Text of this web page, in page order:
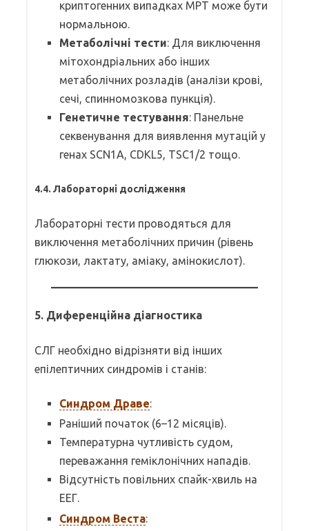
криптогенних випадках МРТ може бути
нормальною.
Метаболічні тести: Для виключення
мітохондріальних або інших
метаболічних розладів (аналізи крові,
сечі, спинномозкова пункція).
Генетичне тестування: Панельне
секвенування для виявлення мутацій у
генах SCN1A, CDKL5, TSC1/2 тощо.
4.4. Лабораторні дослідження
Лабораторні тести проводяться для
виключення метаболічних причин (рівень
глюкози, лактату, аміаку, амінокислот).
5. Диференційна діагностика
СЛГ необхідно відрізняти від інших
епілептичних синдромів і станів:
Синдром Драве:
Раніший початок (6–12 місяців).
Температурна чутливість судом,
переважання геміклонічних нападів.
Відсутність повільних спайк-хвиль на
ЕЕГ.
Синдром Веста: